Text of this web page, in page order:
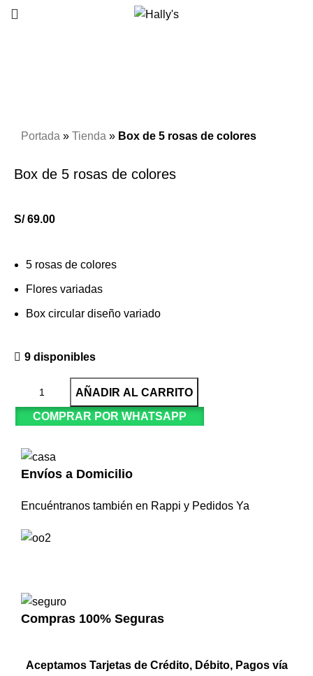
Portada »Tienda » Box de 5 rosas de colores
Box de 5 rosas de colores
S/69.00
5 rosas de colores
Flores variadas
Box circular diseño variado
9 disponibles
AÑADIR AL CARRITO
COMPRAR POR WHATSAPP
Envíos a Domicilio
Encuéntranos también en Rappi y Pedidos Ya
Compras 100% Seguras
Aceptamos Tarjetas de Crédito, Débito, Pagos vía